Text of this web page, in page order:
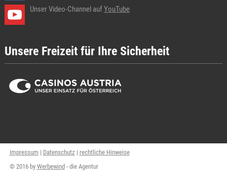
Unser Video-Channel aufYouTube
Unsere Freizeit für Ihre Sicherheit
Impressum | Datenschutz| rechtliche Hinweise
© 2016 by Werbewind - die Agentur